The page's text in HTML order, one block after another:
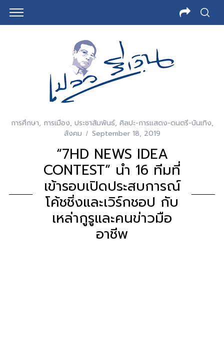
การศึกษา, การเมือง, ประชาสัมพันธ์, ศิลปะ-การแสดง-ดนตรี-บันเทิง,
สังคม
September 18, 2019
“7HD NEWS IDEA
CONTEST” นำ 16 ทีมที่
เข้ารอบเปิดประสบการณ์
โค้ชชิ่งและเวิร์กชอป กับ
เหล่ากูรูและคนข่าวมือ
อาชีพ